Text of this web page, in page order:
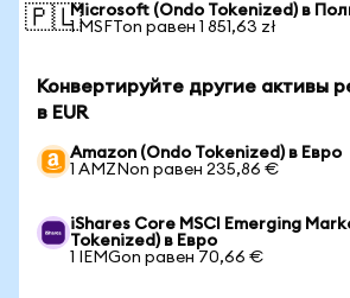
🇵🇱Microsoft (Ondo Tokenized) в
1 MSFTon равен 1 851,63 zł
Конвертируйте другие активы
в EUR
Amazon (Ondo Tokenized) в Евро
1 AMZNon равен 235,86 €
iShares Core MSCI Emerging
Tokenized) в Евро
1 IEMGon равен 70,66 €